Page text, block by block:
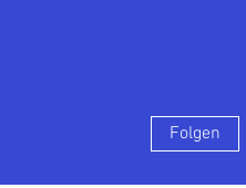
Folgen